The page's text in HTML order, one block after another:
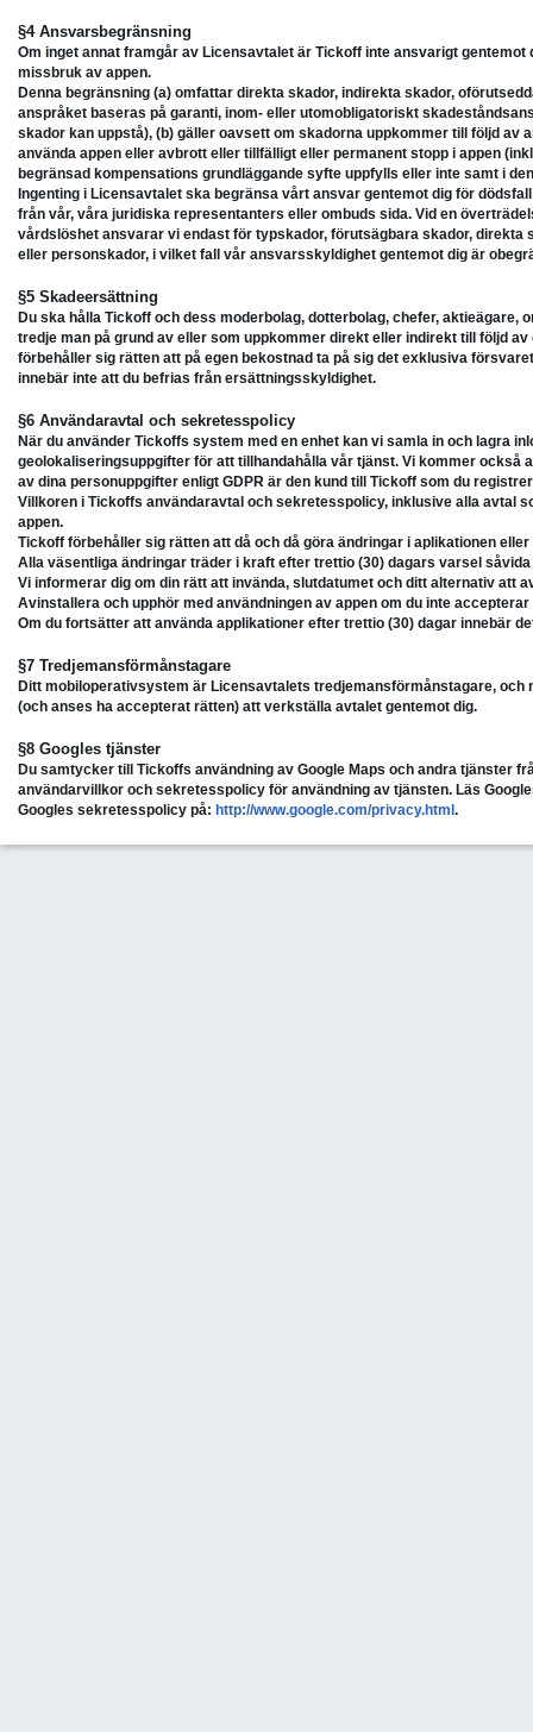
§4 Ansvarsbegränsning
Om inget annat framgår av Licensavtalet är Tickoff inte ansvarigt
missbruk av appen.
Denna begränsning (a) omfattar direkta skador, indirekta skador,
anspråket baseras på garanti, inom- eller utomobligatoriskt
skador kan uppstå), (b) gäller oavsett om skadorna uppkommer till följd av
använda appen eller avbrott eller tillfälligt eller permanent stopp i appen
begränsad kompensations grundläggande syfte uppfylls eller inte samt i
Ingenting i Licensavtalet ska begränsa vårt ansvar gentemot dig för
från vår, våra juridiska representanters eller ombuds sida. Vid en
vårdslöshet ansvarar vi endast för typskador, förutsägbara skador,
eller personskador, i vilket fall vår ansvarsskyldighet gentemot dig är
§5 Skadeersättning
Du ska hålla Tickoff och dess moderbolag, dotterbolag, chefer,
tredje man på grund av eller som uppkommer direkt eller indirekt till följd
förbehåller sig rätten att på egen bekostnad ta på sig det exklusiva
innebär inte att du befrias från ersättningsskyldighet.
§6 Användaravtal och sekretesspolicy
När du använder Tickoffs system med en enhet kan vi samla in och lagra
geolokaliseringsuppgifter för att tillhandahålla vår tjänst. Vi kommer också
av dina personuppgifter enligt GDPR är den kund till Tickoff som du
Villkoren i Tickoffs användaravtal och sekretesspolicy, inklusive alla avtal
appen.
Tickoff förbehåller sig rätten att då och då göra ändringar i aplikationen
Alla väsentliga ändringar träder i kraft efter trettio (30) dagars varsel
Vi informerar dig om din rätt att invända, slutdatumet och ditt alternativ att
Avinstallera och upphör med användningen av appen om du inte accepterar
Om du fortsätter att använda applikationer efter trettio (30) dagar innebär
§7 Tredjemansförmånstagare
Ditt mobiloperativsystem är Licensavtalets tredjemansförmånstagare,
(och anses ha accepterat rätten) att verkställa avtalet gentemot dig.
§8 Googles tjänster
Du samtycker till Tickoffs användning av Google Maps och andra tjänster
användarvillkor och sekretesspolicy för användning av tjänsten. Läs
Googles sekretesspolicy på: http://www.google.com/privacy.html .